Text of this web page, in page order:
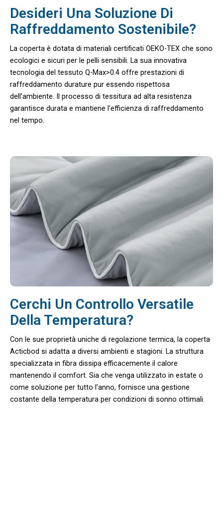
Desideri Una Soluzione Di
Raffreddamento Sostenibile?
La coperta è dotata di materiali certificati OEKO-TEX che sono
ecologici e sicuri per le pelli sensibili. La sua innovativa
tecnologia del tessuto Q-Max>0.4 offre prestazioni di
raffreddamento durature pur essendo rispettosa
dell’ambiente. Il processo di tessitura ad alta resistenza
garantisce durata e mantiene l’efficienza di raffreddamento
nel tempo.
Cerchi Un Controllo Versatile
Della Temperatura?
Con le sue proprietà uniche di regolazione termica, la coperta
Acticbod si adatta a diversi ambienti e stagioni. La struttura
specializzata in fibra dissipa efficacemente il calore
mantenendo il comfort. Sia che venga utilizzato in estate o
come soluzione per tutto l’anno, fornisce una gestione
costante della temperatura per condizioni di sonno ottimali.